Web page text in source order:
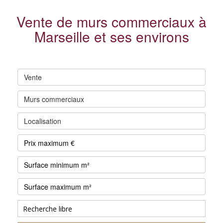
Vente de murs commerciaux à
Marseille et ses environs
Vente
Murs commerciaux
Localisation